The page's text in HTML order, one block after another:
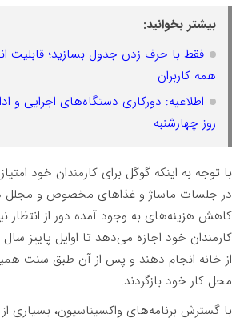
بیشتر بخوانید:
فقط با حرف زدن جدول بسازید؛ قابلیت
همه کاربران
اطلاعیه: دورکاری دستگاه‌های اجرایی و
روز چهارشنبه
با توجه به اینکه گوگل برای کارمندان خود
در جلسات ماساژ و غذاهای مخصوص و مجلل
کاهش هزینه‌های به وجود آمده دور از انتظار
کارمندان خود اجازه می‌دهد تا اوایل پاییز
از خانه انجام دهند و پس از آن طبق سنت
محل کار خود بازگردند.
با گسترش برنامه‌های واکسیناسیون، بسیاری